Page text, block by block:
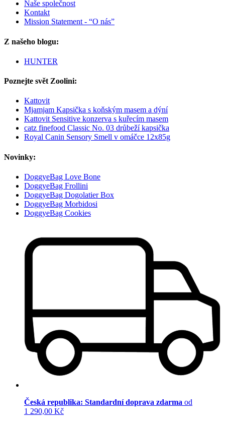
Naše společnost
Kontakt
Mission Statement - “O nás”
Z našeho blogu:
HUNTER
Poznejte svět Zoolini:
Kattovit
Mjamjam Kapsička s koňským masem a dýní
Kattovit Sensitive konzerva s kuřecím masem
catz finefood Classic No. 03 drůbeží kapsička
Royal Canin Sensory Smell v omáčce 12x85g
Novinky:
DoggyeBag Love Bone
DoggyeBag Frollini
DoggyeBag Dogolatier Box
DoggyeBag Morbidosi
DoggyeBag Cookies
Česká republika: Standardní doprava zdarma od
1 290,00 Kč